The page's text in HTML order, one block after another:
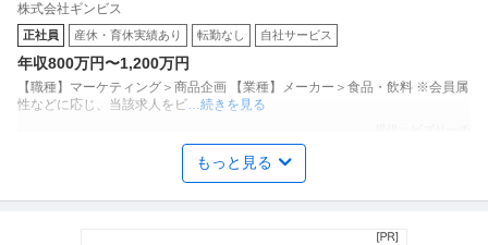
子どうぶつ」でお馴染みのお菓子メーカー ギンビス「「しみチョ
ココーン」「アスパラガス」などのロングセラー商品を製造／土
日祝休み／転勤なし／勤務地日本橋」（株式会社ギンビス）
株式会社ギンビス
正社員 産休・育休実績あり 転勤なし 自社サービス
年収800万円〜1,200万円
【職種】マーケティング＞商品企画 【業種】メーカー＞食品・飲料 ※会員属
性などに応じ、当該求人をビ…続きを見る
年収1000万円も可能×土日祝休み／外国人人材紹介の法人営業／
マネジメント業務
上野グループホールディングス株式会社
もっと見る